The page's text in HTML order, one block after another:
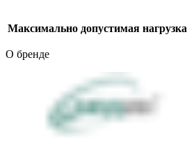
Максимально допустимая нагрузка
О бренде